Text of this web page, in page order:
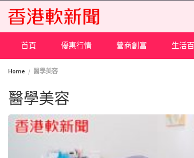
content
首頁 優惠行情 營商創富 生活
Home 醫學美容
醫學美容